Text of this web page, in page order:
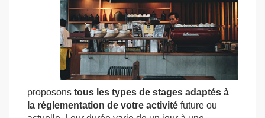
proposons tous les types de stages adaptés à
la réglementation de votre activité future ou